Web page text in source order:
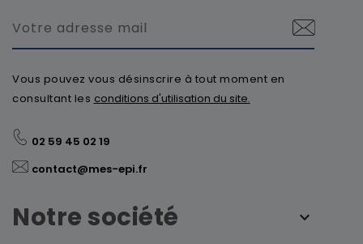
Vous pouvez vous désinscrire à tout moment en
consultant les conditions d'utilisation du site.
02 59 45 02 19
contact@mes-epi.fr
Notre société